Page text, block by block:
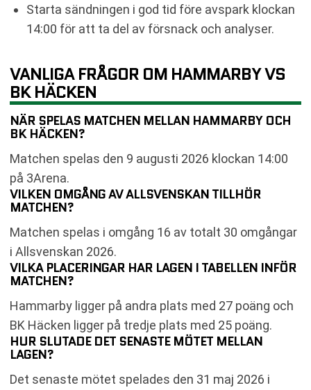
Starta sändningen i god tid före avspark klockan
14:00 för att ta del av försnack och analyser.
VANLIGA FRÅGOR OM HAMMARBY VS
BK HÄCKEN
NÄR SPELAS MATCHEN MELLAN HAMMARBY OCH
BK HÄCKEN?
Matchen spelas den 9 augusti 2026 klockan 14:00
på 3Arena.
VILKEN OMGÅNG AV ALLSVENSKAN TILLHÖR
MATCHEN?
Matchen spelas i omgång 16 av totalt 30 omgångar
i Allsvenskan 2026.
VILKA PLACERINGAR HAR LAGEN I TABELLEN INFÖR
MATCHEN?
Hammarby ligger på andra plats med 27 poäng och
BK Häcken ligger på tredje plats med 25 poäng.
HUR SLUTADE DET SENASTE MÖTET MELLAN
LAGEN?
Det senaste mötet spelades den 31 maj 2026 i